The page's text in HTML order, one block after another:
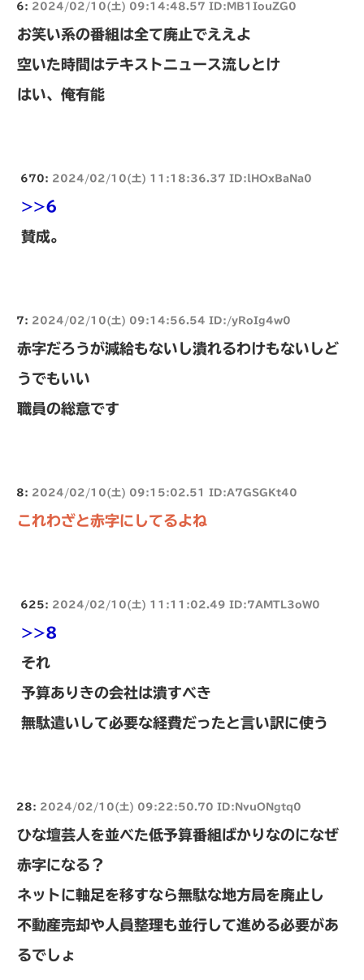
6: 2024/02/10(土) 09:14:48.57 ID:MB1IouZG0
お笑い系の番組は全て廃止でええよ
空いた時間はテキストニュース流しとけ
はい、俺有能
670: 2024/02/10(土) 11:18:36.37 ID:lHOxBaNa0
>>6
賛成。
7: 2024/02/10(土) 09:14:56.54 ID:/yRoIg4w0
赤字だろうが減給もないし潰れるわけもないしど
うでもいい
職員の総意です
8: 2024/02/10(土) 09:15:02.51 ID:A7GSGKt40
これわざと赤字にしてるよね
625: 2024/02/10(土) 11:11:02.49 ID:7AMTL3oW0
>>8
それ
予算ありきの会社は潰すべき
無駄遣いして必要な経費だったと言い訳に使う
28: 2024/02/10(土) 09:22:50.70 ID:NvuONgtq0
ひな壇芸人を並べた低予算番組ばかりなのになぜ
赤字になる？
ネットに軸足を移すなら無駄な地方局を廃止し
不動産売却や人員整理も並行して進める必要があ
るでしょ